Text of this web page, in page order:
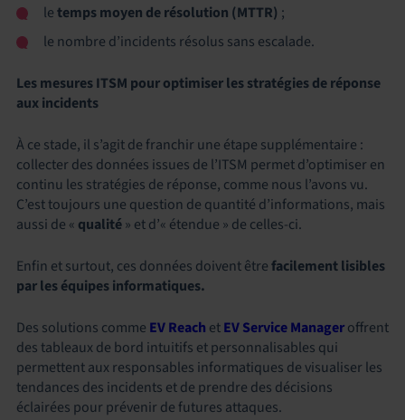
letemps moyen de résolution (MTTR) ;
le nombre d’incidents résolus sans escalade.
Les mesures ITSM pour optimiser les stratégies de réponse
aux incidents
À ce stade, il s’agit de franchir une étape supplémentaire :
collecter des données issues de l’ITSM permet d’optimiser en
continu les stratégies de réponse, comme nous l’avons vu.
C’est toujours une question de quantité d’informations, mais
aussi de « qualité» et d’« étendue » de celles-ci.
Enfin et surtout, ces données doivent êtrefacilement lisibles
par les équipes informatiques.
Des solutions comme EV Reach etEV Service Manageroffrent
des tableaux de bord intuitifs et personnalisables qui
permettent aux responsables informatiques de visualiser les
tendances des incidents et de prendre des décisions
éclairées pour prévenir de futures attaques.